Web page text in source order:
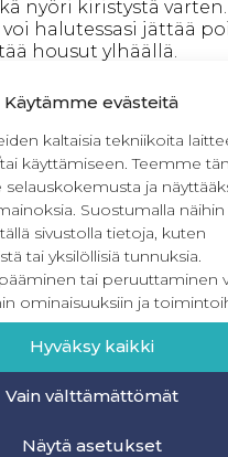
Käytämme evästeitä
kaltaisia tekniikoita
käyttämiseen. Teemme
selauskokemusta ja
Suostumalla
sivustolla tietoja, kuten
tai yksilöllisiä tunnuksia.
tai peruuttaminen
ominaisuuksiin ja
Hyväksy kaikki
Vain välttämättömät
Näytä asetukset
nyöri kiristystä
halutessasi jättää
housut ylhäällä.
päärme eli tupla
kankaan reuna
koko 50
pyjamahousut on
mutta voit
Malli on suunniteltu
väljäksi. Kaavat on
C-mittataulukkoa
kaavasta löydät
44-66.
voit ladata maksutta
tilaushetkestä. 120
näet